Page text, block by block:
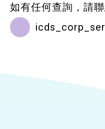
如有任何查詢，請